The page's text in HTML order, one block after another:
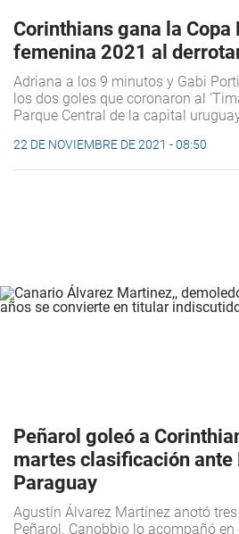
Corinthians gana la
femenina 2021 al
Adriana a los 9 minutos y Gabi
los dos goles que coronaron al
Parque Central de la capital
22 DE NOVIEMBRE DE 2021 - 08:50
Peñarol goleó a
martes clasificación ante
Paraguay
Agustín Álvarez Martínez anotó
Peñarol. Canobbio lo acompañó en